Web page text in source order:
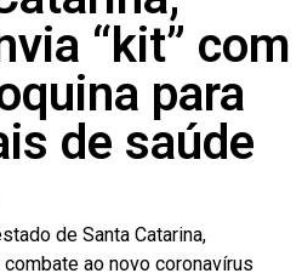
“kit” com
para
de saúde
de Santa Catarina,
ao novo coronavírus